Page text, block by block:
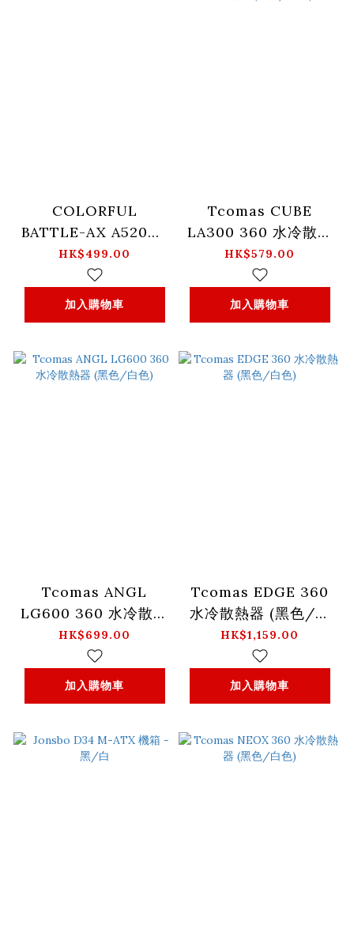
COLORFUL
BATTLE-AX A520M-
T WIFI V14 底板
HK$499.00
加入購物車
Tcomas CUBE
LA300 360 水冷散熱
器 (黑色/白色)
HK$579.00
加入購物車
Tcomas ANGL
LG600 360 水冷散熱
器 (黑色/白色)
HK$699.00
加入購物車
Tcomas EDGE 360
水冷散熱器 (黑色/白
色)
HK$1,159.00
加入購物車